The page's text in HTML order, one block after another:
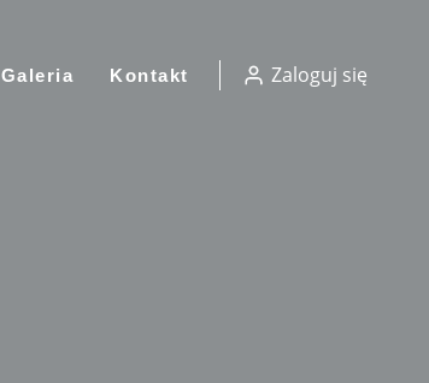
Galeria Kontakt Zaloguj się